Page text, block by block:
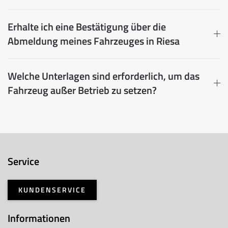
Erhalte ich eine Bestätigung über die
Abmeldung meines Fahrzeuges in Riesa
Welche Unterlagen sind erforderlich, um das
Fahrzeug außer Betrieb zu setzen?
Service
KUNDENSERVICE
Informationen